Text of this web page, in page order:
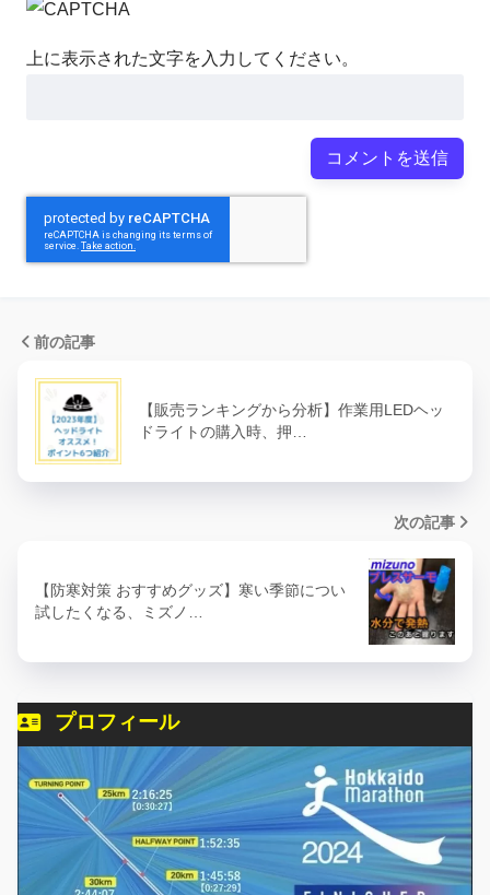
上に表示された文字を入力してください。
前の記事
【販売ランキングから分析】作業用LEDヘッ
ドライトの購入時、押…
次の記事
【防寒対策 おすすめグッズ】寒い季節につい
試したくなる、ミズノ…
プロフィール